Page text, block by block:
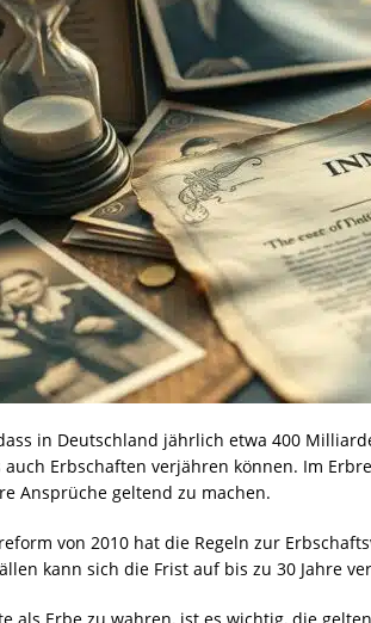
in Deutschland jährlich etwa 400
auch Erbschaften verjähren können. Im
Ansprüche geltend zu machen.
von 2010 hat die Regeln zur
kann sich die Frist auf bis zu 30 Jahre